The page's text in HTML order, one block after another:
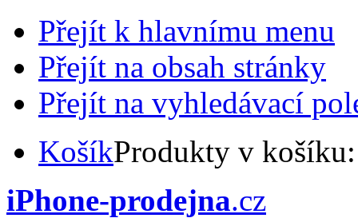
Přejít k hlavnímu menu
Přejít na obsah stránky
Přejít na vyhledávací
KošíkProdukty v
iPhone-prodejna.cz